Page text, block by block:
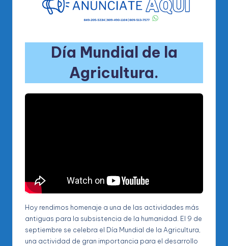
Día Mundial de la
Agricultura.
Hoy rendimos homenaje a una de las actividades más
antiguas para la subsistencia de la humanidad. El 9 de
septiembre se celebra el Día Mundial de la Agricultura,
una actividad de gran importancia para el desarrollo